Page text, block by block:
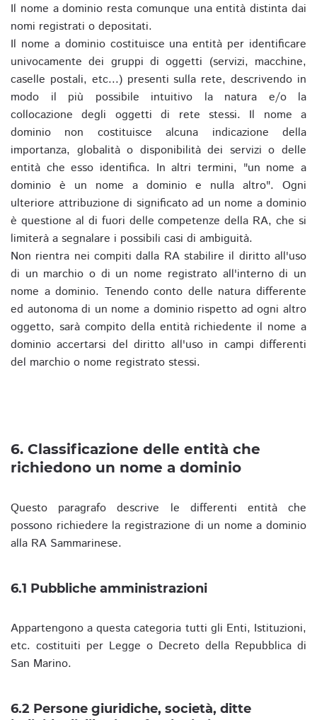
Il nome a dominio resta comunque una entità distinta dai
nomi registrati o depositati.
Il nome a dominio costituisce una entità per identificare
univocamente dei gruppi di oggetti (servizi, macchine,
caselle postali, etc...) presenti sulla rete, descrivendo in
modo il più possibile intuitivo la natura e/o la
collocazione degli oggetti di rete stessi. Il nome a
dominio non costituisce alcuna indicazione della
importanza, globalità o disponibilità dei servizi o delle
entità che esso identifica. In altri termini, "un nome a
dominio è un nome a dominio e nulla altro". Ogni
ulteriore attribuzione di significato ad un nome a dominio
è questione al di fuori delle competenze della RA, che si
limiterà a segnalare i possibili casi di ambiguità.
Non rientra nei compiti dalla RA stabilire il diritto all'uso
di un marchio o di un nome registrato all'interno di un
nome a dominio. Tenendo conto delle natura differente
ed autonoma di un nome a dominio rispetto ad ogni altro
oggetto, sarà compito della entità richiedente il nome a
dominio accertarsi del diritto all'uso in campi differenti
del marchio o nome registrato stessi.
6. Classificazione delle entità che
richiedono un nome a dominio
Questo paragrafo descrive le differenti entità che
possono richiedere la registrazione di un nome a dominio
alla RA Sammarinese.
6.1 Pubbliche amministrazioni
Appartengono a questa categoria tutti gli Enti, Istituzioni,
etc. costituiti per Legge o Decreto della Repubblica di
San Marino.
6.2 Persone giuridiche, società, ditte